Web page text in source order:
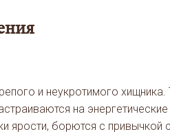
и неукротимого
на
борются с привычкой